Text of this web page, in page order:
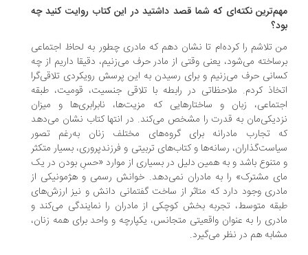
نکته‌ای که شما قصد داشتید در این کتاب روایت کنید چه
تلاشم را کرده‌ام تا نشان دهم که مادری چطور به لحاظ اجتماعی
می‌شود، یعنی وقتی از مادر حرف می‌زنیم، دقیقا داریم از چه
حرف می‌زنیم و برای رسیدن به این پرسش رویکردی تلاقی‌گرا
کردم. ملاحظاتی در رابطه با تلاقی جنسیت، قومیت، طبقه
زبان و ساختارهایی که مزیت‌ها، نابرابری‌ها و میزان
به قدرت را مشخص می‌کند. در انتها کتاب نشان می‌دهد
تجارب مادرانه برای گروه‌های مختلف زنان به‌رغم تصور
رسانه‌ها و کتاب‌های تربیتی و فرزندپروری، بسیار متکثر
باشد و به همین دلیل در بسیاری از موارد «حسِ بودن در یک
مشترک» را به مادران نمی‌دهد. خوانش رسمی و هژمونیکی از
وجود دارد که متاثر از ساخت گفتمانی دانش و نیز ارزش‌های
متوسط، تجربه‌ بخش کوچکی از مادران را نمایندگی می‌کند و
را به عنوان واقعیتی متجانس، یکپارچه و واحد برای همه‌ زنان،
هم در نظر می‌گیرد.